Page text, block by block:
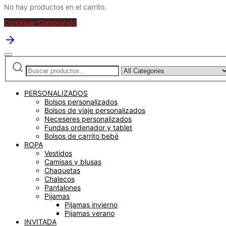
No hay productos en el carrito.
Continuar Comprando
Buscar
por:
by
category:
PERSONALIZADOS
Bolsos personalizados
Bolsos de viaje personalizados
Neceseres personalizados
Fundas ordenador y tablet
Bolsos de carrito bebé
ROPA
Vestidos
Camisas y blusas
Chaquetas
Chalecos
Pantalones
Pijamas
Pijamas invierno
Pijamas verano
INVITADA